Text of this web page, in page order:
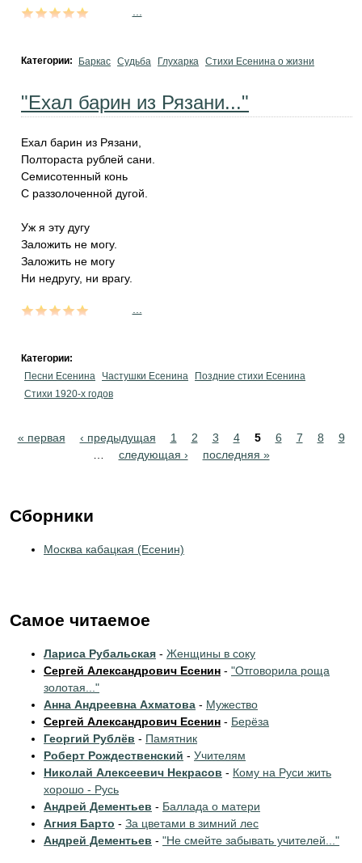
Категории: Баркас Судьба Глухарка Стихи Есенина о жизни
"Ехал барин из Рязани..."
Ехал барин из Рязани,
Полтораста рублей сани.
Семисотенный конь
С раззолоченной дугой.
Уж я эту дугу
Заложить не могу.
Заложить не могу
Ни недругу, ни врагу.
Категории:
Песни Есенина
Частушки Есенина
Поздние стихи Есенина
Стихи 1920-х годов
Pages
« первая ‹ предыдущая 1 2 3 4 5 6 7 8
9
следующая › последняя »
Сборники
Москва кабацкая (Есенин)
Самое читаемое
Лариса Рубальская - Женщины в соку
Сергей Александрович Есенин - "Отговорила роща
золотая..."
Анна Андреевна Ахматова - Мужество
Сергей Александрович Есенин - Берёза
Георгий Рублёв - Памятник
Роберт Рождественский - Учителям
Николай Алексеевич Некрасов - Кому на Руси жить
хорошо - Русь
Андрей Дементьев - Баллада о матери
Агния Барто - За цветами в зимний лес
Андрей Дементьев - "Не смейте забывать учителей..."